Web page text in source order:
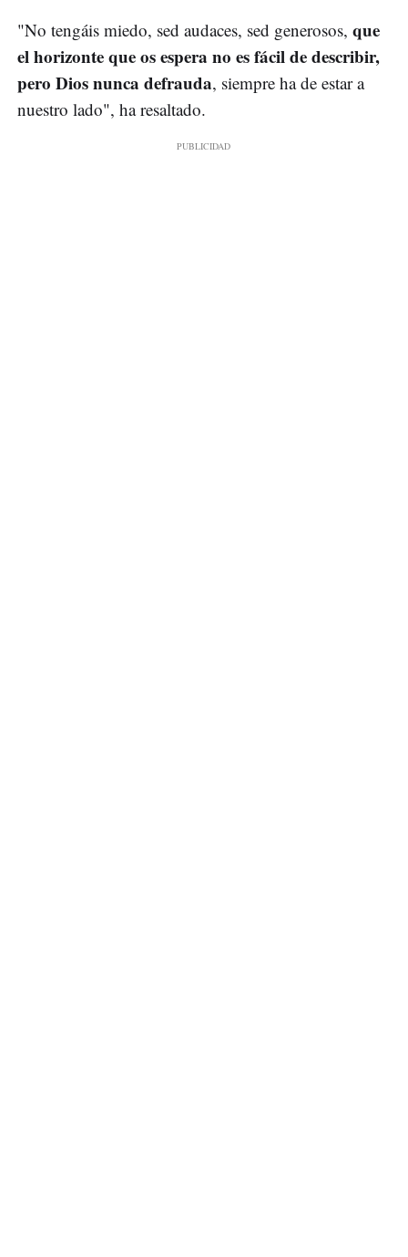
"No tengáis miedo, sed audaces, sed generosos, que
el horizonte que os espera no es fácil de describir,
pero Dios nunca defrauda, siempre ha de estar a
nuestro lado", ha resaltado.